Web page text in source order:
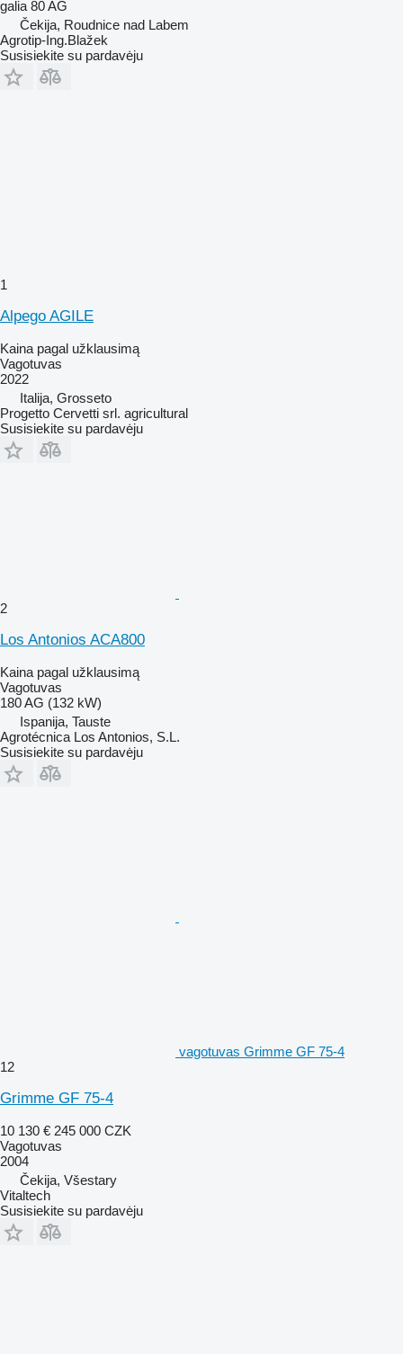
galia 80 AG
Čekija, Roudnice nad Labem
Agrotip-Ing.Blažek
Susisiekite su pardavėju
1
Alpego AGILE
Kaina pagal užklausimą
Vagotuvas
2022
Italija, Grosseto
Progetto Cervetti srl. agricultural
Susisiekite su pardavėju
2
Los Antonios ACA800
Kaina pagal užklausimą
Vagotuvas
180 AG (132 kW)
Ispanija, Tauste
Agrotécnica Los Antonios, S.L.
Susisiekite su pardavėju
vagotuvas Grimme GF 75-4
12
Grimme GF 75-4
10 130 € 245 000 CZK
Vagotuvas
2004
Čekija, Všestary
Vitaltech
Susisiekite su pardavėju